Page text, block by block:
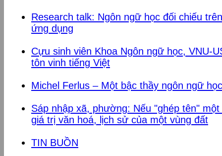
Research talk: Ngôn ngữ học đối chiếu
ứng dụng
Cựu sinh viên Khoa Ngôn ngữ học, VNU-
tôn vinh tiếng Việt
Michel Ferlus – Một bậc thầy ngôn ngữ học
Sáp nhập xã, phường: Nếu "ghép tên"
giá trị văn hoá, lịch sử của một vùng đất
TIN BUỒN